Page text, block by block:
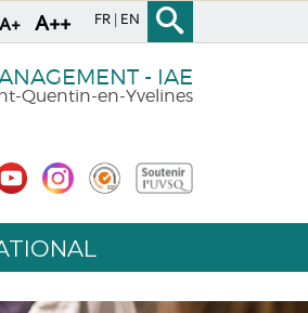
A+ A++ FR EN
- IAE
Quentin-en-Yvelines